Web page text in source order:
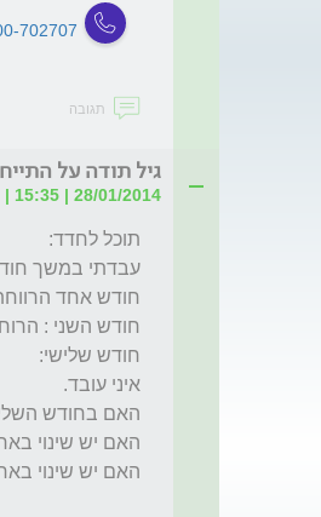
702707
תגובה
גיל תודה על
28/01/2014 | 15:35 | מאת: תילתן